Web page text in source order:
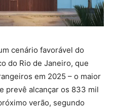
cenário favorável do
do Rio de Janeiro, que
em 2025 – o maior
prevê alcançar os 833 mil
verão, segundo